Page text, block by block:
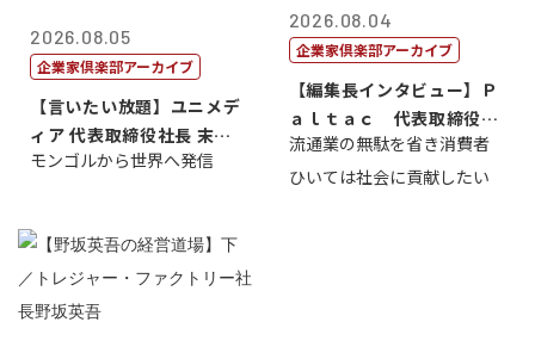
2026.08.05
企業家倶楽部アーカイブ
【言いたい放題】ユニメデ
ィア 代表取締役社長 末田
真
モンゴルから世界へ発信
2026.08.04
企業家倶楽部アーカイブ
【編集長インタビュー】Ｐ
ａｌｔａｃ 代表取締役会
長三木田國夫
流通業の無駄を省き消費者
ひいては社会に貢献したい